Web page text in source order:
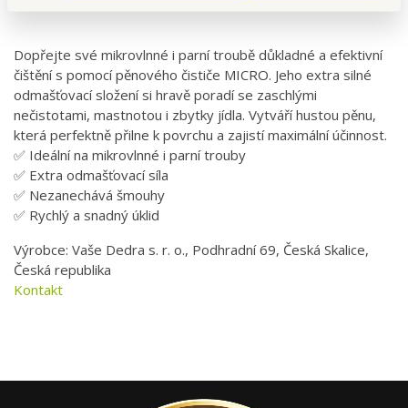
Dopřejte své mikrovlnné i parní troubě důkladné a efektivní
čištění s pomocí pěnového čističe MICRO. Jeho extra silné
odmašťovací složení si hravě poradí se zaschlými
nečistotami, mastnotou i zbytky jídla. Vytváří hustou pěnu,
která perfektně přilne k povrchu a zajistí maximální účinnost.
✅ Ideální na mikrovlnné i parní trouby
✅ Extra odmašťovací síla
✅ Nezanechává šmouhy
✅ Rychlý a snadný úklid
Výrobce: Vaše Dedra s. r. o., Podhradní 69, Česká Skalice,
Česká republika
Kontakt